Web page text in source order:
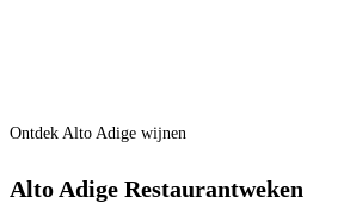
Ontdek Alto Adige wijnen
Alto Adige Restaurantweken